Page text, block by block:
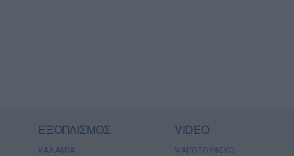
ΕΞΟΠΛΙΣΜΟΣ
ΚΑΛΑΜΙΑ
VIDEO
ΨΑΡΟΤΟΥΦΕΚΟ